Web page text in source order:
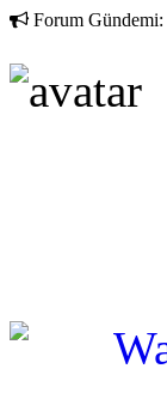
Forum Gündemi: